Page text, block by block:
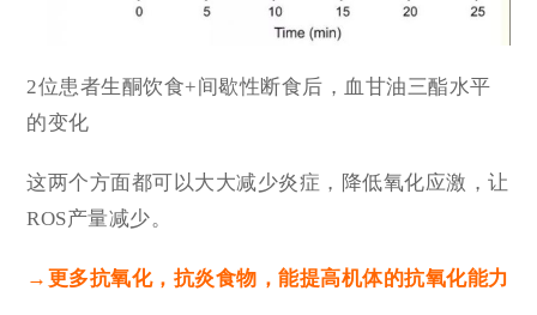
2位患者生酮饮食+间歇性断食后，血甘油三酯水平
的变化
这两个方面都可以大大减少炎症，降低氧化应激，让
ROS产量减少。
→更多抗氧化，抗炎食物，能提高机体的抗氧化能力